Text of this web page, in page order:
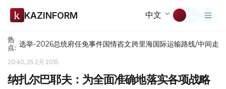
KAZINFORM 中文
热
点: 选举-2026总统府任免事件国情咨文跨里海国际运输路线/中间走廊
20:40, 25 2月 2015
纳扎尔巴耶夫：为全面准确地落实各项战略